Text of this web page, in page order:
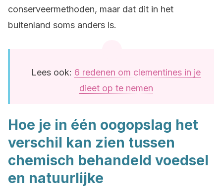
conserveermethoden, maar dat dit in het
buitenland soms anders is.
Lees ook: 6 redenen om clementines in je
dieet op te nemen
Hoe je in één oogopslag het
verschil kan zien tussen
chemisch behandeld voedsel
en natuurlijke